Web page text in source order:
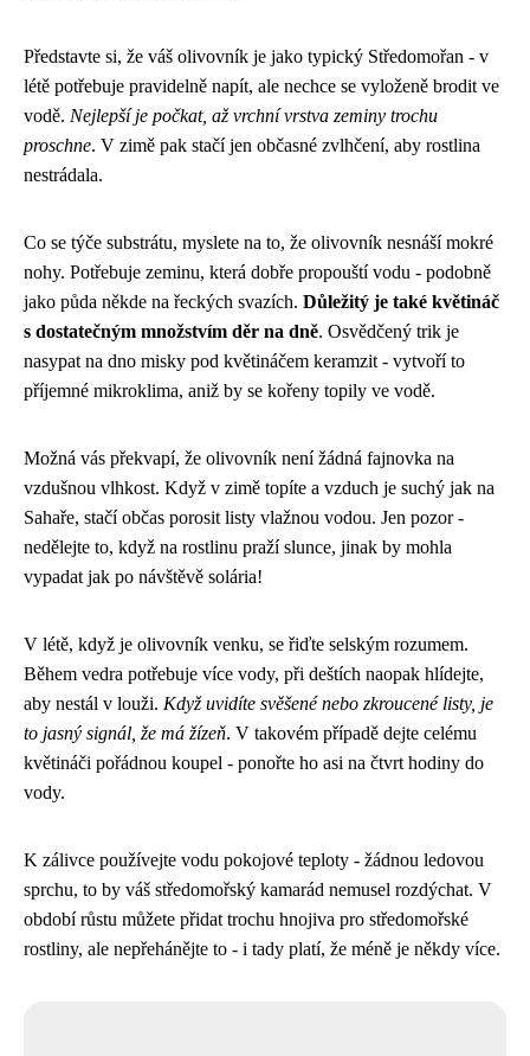
Představte si, že váš olivovník je jako typický Středomořan - v
létě potřebuje pravidelně napít, ale nechce se vyloženě brodit ve
vodě. Nejlepší je počkat, až vrchní vrstva zeminy trochu
proschne. V zimě pak stačí jen občasné zvlhčení, aby rostlina
nestrádala.
Co se týče substrátu, myslete na to, že olivovník nesnáší mokré
nohy. Potřebuje zeminu, která dobře propouští vodu - podobně
jako půda někde na řeckých svazích. Důležitý je také květináč
s dostatečným množstvím děr na dně. Osvědčený trik je
nasypat na dno misky pod květináčem keramzit - vytvoří to
příjemné mikroklima, aniž by se kořeny topily ve vodě.
Možná vás překvapí, že olivovník není žádná fajnovka na
vzdušnou vlhkost. Když v zimě topíte a vzduch je suchý jak na
Sahaře, stačí občas porosit listy vlažnou vodou. Jen pozor -
nedělejte to, když na rostlinu praží slunce, jinak by mohla
vypadat jak po návštěvě solária!
V létě, když je olivovník venku, se řiďte selským rozumem.
Během vedra potřebuje více vody, při deštích naopak hlídejte,
aby nestál v louži. Když uvidíte svěšené nebo zkroucené listy, je
to jasný signál, že má žízeň. V takovém případě dejte celému
květináči pořádnou koupel - ponořte ho asi na čtvrt hodiny do
vody.
K zálivce používejte vodu pokojové teploty - žádnou ledovou
sprchu, to by váš středomořský kamarád nemusel rozdýchat. V
období růstu můžete přidat trochu hnojiva pro středomořské
rostliny, ale nepřehánějte to - i tady platí, že méně je někdy více.